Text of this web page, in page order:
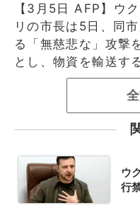
【3月5日 AFP】ウ
リの市長は5日、同
る「無慈悲な」攻撃
とし、物資を輸送す
ウ
行